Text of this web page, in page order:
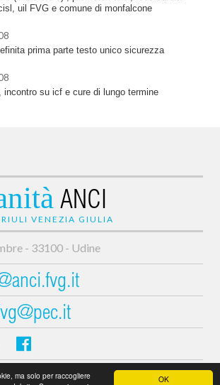
OK
ma solo per raccogliere
uil FVG e comune di monfalcone
prima parte testo unico sicurezza
incontro su icf e cure di lungo termine
ANCI
VENEZIA GIULIA
- 33100 - Udine
cookie policy